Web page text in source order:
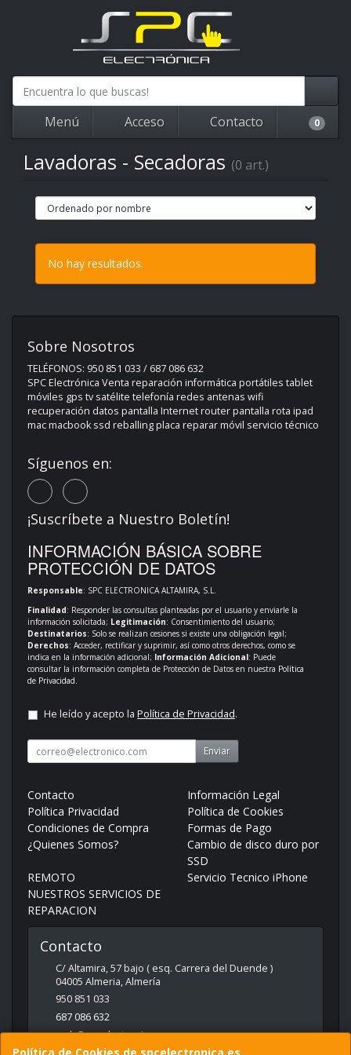
Menú Acceso Contacto 0
Lavadoras - Secadoras (0 art.)
No hay resultados.
Sobre Nosotros
TELÉFONOS: 950 851 033 / 687 086 632
SPC Electrónica Venta reparación informática portátiles tablet
móviles gps tv satélite telefonía redes antenas wifi
recuperación datos pantalla Internet router pantalla rota ipad
mac macbook ssd reballing placa reparar móvil servicio técnico
Síguenos en:
¡Suscríbete a Nuestro Boletín!
INFORMACIÓN BÁSICA SOBRE
PROTECCIÓN DE DATOS
Responsable: SPC ELECTRONICA ALTAMIRA, S.L.
Finalidad: Responder las consultas planteadas por el usuario y enviarle la
información solicitada; Legitimación: Consentimiento del usuario;
Destinatarios: Solo se realizan cesiones si existe una obligación legal;
Derechos: Acceder, rectificar y suprimir, así como otros derechos, como se
indica en la información adicional; Información Adicional: Puede
consultar la información completa de Protección de Datos en nuestra Política
de Privacidad.
He leído y acepto la Política de Privacidad.
Enviar
Contacto
Información Legal
Política Privacidad
Política de Cookies
Condiciones de Compra
Formas de Pago
¿Quienes Somos?
Cambio de disco duro por
SSD
REMOTO
Servicio Tecnico iPhone
NUESTROS SERVICIOS DE
REPARACION
Contacto
C/ Altamira, 57 bajo ( esq. Carrera del Duende )
04005 Almeria,Almería
950 851 033
687 086 632
web@spcelectronica.es